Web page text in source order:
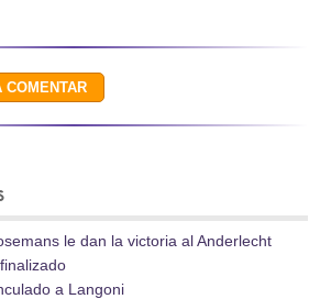
le dan la victoria al Anderlecht
a Langoni